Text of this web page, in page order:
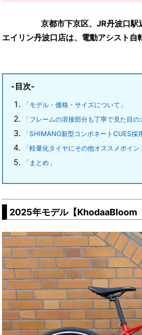
京都市下京区、JR丹波口駅
エイリン丹波口店は、電動アシスト
-目次-
「モデル・価格・サイズについて」
「フレームの溶接部分も丁寧で見た目
「SHIMANO新型コンポネートCUES採
「軽量化タイヤにその他オススメポイン
「まとめ」
2025年モデル【